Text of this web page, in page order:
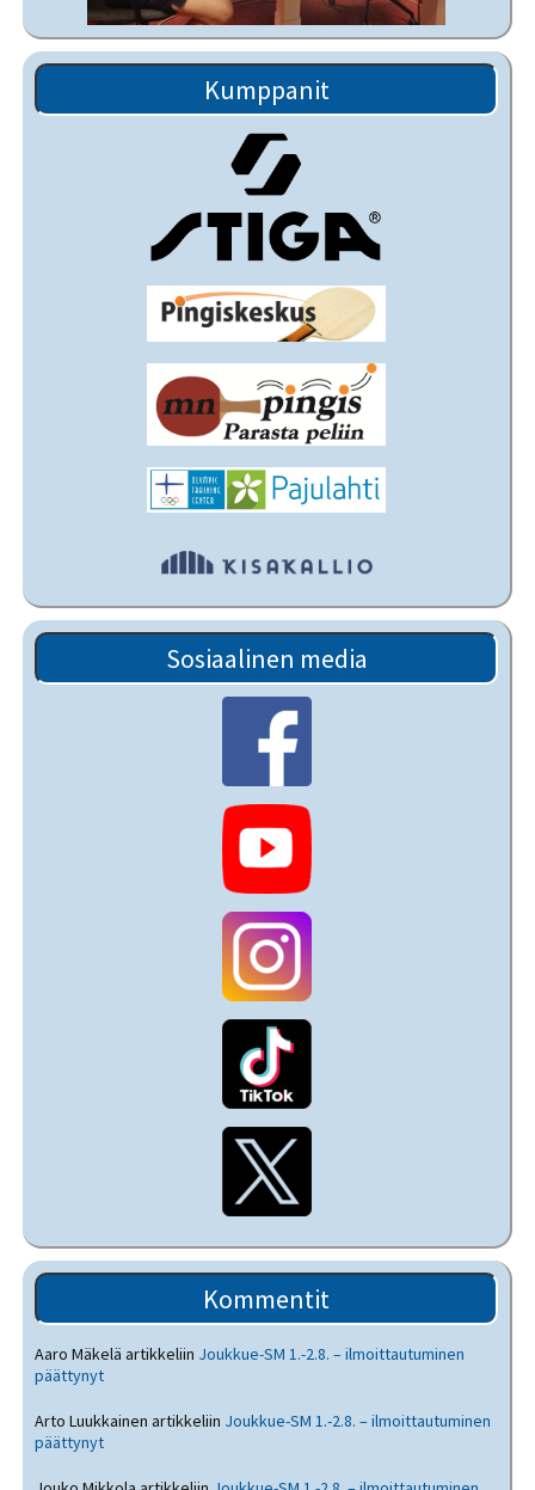
Kumppanit
Sosiaalinen media
Kommentit
Aaro Mäkelä artikkeliin Joukkue-SM 1.-2.8. – ilmoittautuminen
päättynyt
Arto Luukkainen artikkeliin Joukkue-SM 1.-2.8. – ilmoittautuminen
päättynyt